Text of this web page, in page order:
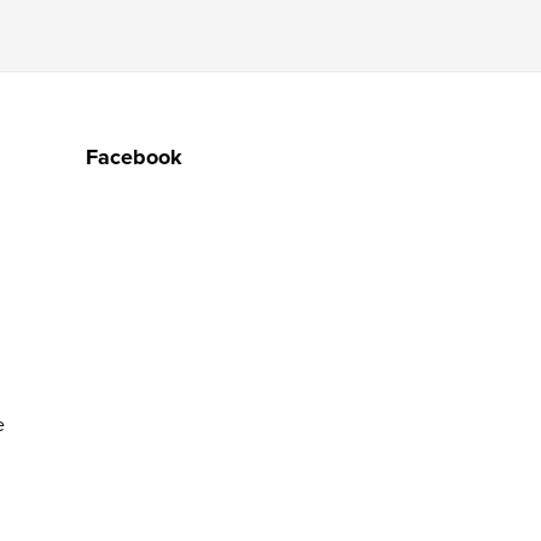
Facebook